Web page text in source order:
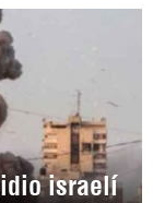
israelí